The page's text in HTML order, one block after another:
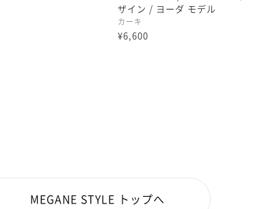
一旦眼鏡を外したいシーンで
活躍するポケットです☺︎
ザイン / ヨーダ モデル
カーキ
¥6,600
MEGANE STYLE トップへ